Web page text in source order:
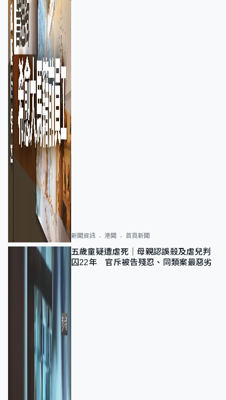
新聞資訊 港聞 首頁新聞
五歲童疑遭虐死｜母親認誤殺及虐兒判
囚22年 官斥被告殘忍、同類案最惡劣